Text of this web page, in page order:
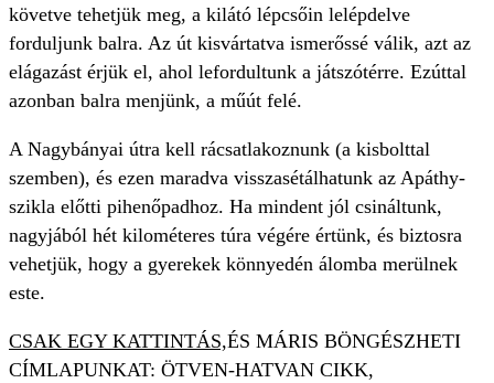
követve tehetjük meg, a kilátó lépcsőin lelépdelve
forduljunk balra. Az út kisvártatva ismerőssé válik, azt az
elágazást érjük el, ahol lefordultunk a játszótérre. Ezúttal
azonban balra menjünk, a műút felé.
A Nagybányai útra kell rácsatlakoznunk (a kisbolttal
szemben), és ezen maradva visszasétálhatunk az Apáthy-
szikla előtti pihenőpadhoz. Ha mindent jól csináltunk,
nagyjából hét kilométeres túra végére értünk, és biztosra
vehetjük, hogy a gyerekek könnyedén álomba merülnek
este.
CSAK EGY KATTINTÁS,ÉS MÁRIS BÖNGÉSZHETI
CÍMLAPUNKAT: ÖTVEN-HATVAN CIKK,